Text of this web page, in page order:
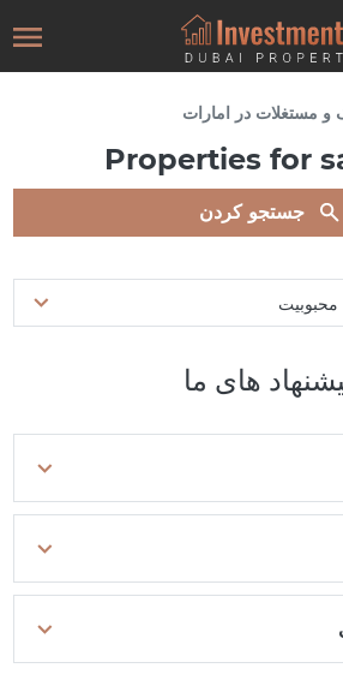
و مستغلات در امارات
Properties for
جستجو کردن
محبوبیت
های ما